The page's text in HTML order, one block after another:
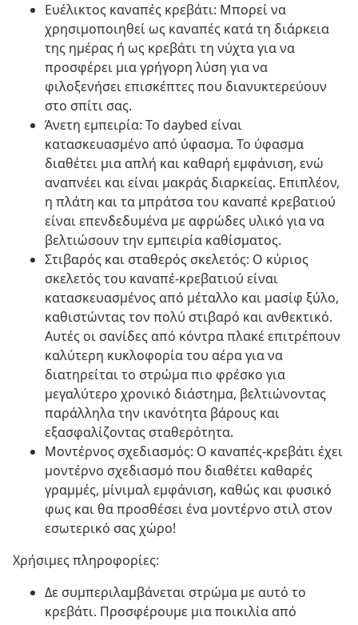
Ευέλικτος καναπές κρεβάτι: Μπορεί να
χρησιμοποιηθεί ως καναπές κατά τη διάρκεια
της ημέρας ή ως κρεβάτι τη νύχτα για να
προσφέρει μια γρήγορη λύση για να
φιλοξενήσει επισκέπτες που διανυκτερεύουν
στο σπίτι σας.
Άνετη εμπειρία: Το daybed είναι
κατασκευασμένο από ύφασμα. Το ύφασμα
διαθέτει μια απλή και καθαρή εμφάνιση, ενώ
αναπνέει και είναι μακράς διαρκείας. Επιπλέον,
η πλάτη και τα μπράτσα του καναπέ κρεβατιού
είναι επενδεδυμένα με αφρώδες υλικό για να
βελτιώσουν την εμπειρία καθίσματος.
Στιβαρός και σταθερός σκελετός: Ο κύριος
σκελετός του καναπέ-κρεβατιού είναι
κατασκευασμένος από μέταλλο και μασίφ ξύλο,
καθιστώντας τον πολύ στιβαρό και ανθεκτικό.
Αυτές οι σανίδες από κόντρα πλακέ επιτρέπουν
καλύτερη κυκλοφορία του αέρα για να
διατηρείται το στρώμα πιο φρέσκο για
μεγαλύτερο χρονικό διάστημα, βελτιώνοντας
παράλληλα την ικανότητα βάρους και
εξασφαλίζοντας σταθερότητα.
Μοντέρνος σχεδιασμός: Ο καναπές-κρεβάτι έχει
μοντέρνο σχεδιασμό που διαθέτει καθαρές
γραμμές, μίνιμαλ εμφάνιση, καθώς και φυσικό
φως και θα προσθέσει ένα μοντέρνο στιλ στον
εσωτερικό σας χώρο!
Χρήσιμες πληροφορίες:
Δε συμπεριλαμβάνεται στρώμα με αυτό το
κρεβάτι. Προσφέρουμε μια ποικιλία από